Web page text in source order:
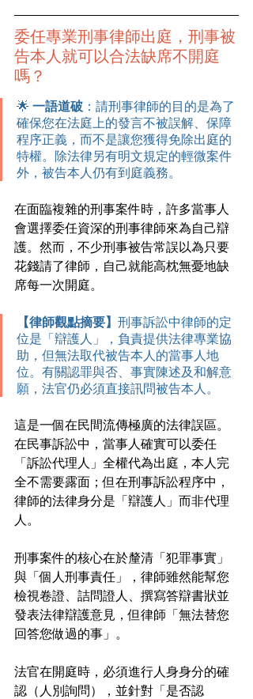
委任專業刑事律師出庭，刑事被
告本人就可以合法缺席不開庭
嗎？
🌟 一語道破 ：請刑事律師的目的是為了
確保您在法庭上的發言不被誤解、保障
程序正義，而不是讓您獲得免除出庭的
特權。除法律另有明文規定的輕微案件
外，被告本人仍有到庭義務。
在面臨複雜的刑事案件時，許多當事人
會選擇委任資深的刑事律師來為自己辯
護。然而，不少刑事被告常誤以為只要
花錢請了律師，自己就能高枕無憂地缺
席每一次開庭。
【律師觀點摘要】 刑事訴訟中律師的定
位是「辯護人」，負責提供法律專業協
助，但無法取代被告本人的當事人地
位。有關認罪與否、事實陳述及和解意
願，法官仍必須直接訊問被告本人。
這是一個在民間流傳極廣的法律誤區。
在民事訴訟中，當事人確實可以委任
「訴訟代理人」全權代為出庭，本人完
全不需要露面；但在刑事訴訟程序中，
律師的法律身分是「辯護人」而非代理
人。
刑事案件的核心在於釐清「犯罪事實」
與「個人刑事責任」，律師雖然能幫您
檢視卷證、詰問證人、撰寫答辯書狀並
發表法律辯護意見，但律師「無法替您
回答您做過的事」。
法官在開庭時，必須進行人身身分的確
認（人別詢問），並針對「是否認